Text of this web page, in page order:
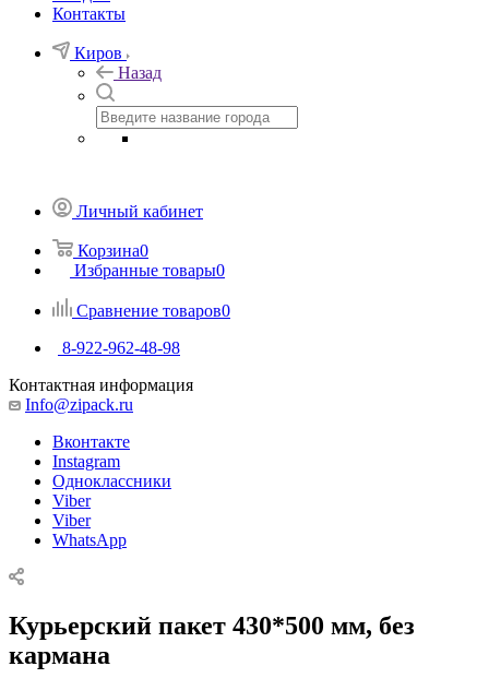
Контакты
Киров
Назад
Личный кабинет
Корзина0
Избранные товары0
Сравнение товаров0
8-922-962-48-98
Контактная информация
Info@zipack.ru
Вконтакте
Instagram
Одноклассники
Viber
Viber
WhatsApp
Курьерский пакет 430*500 мм, без
кармана